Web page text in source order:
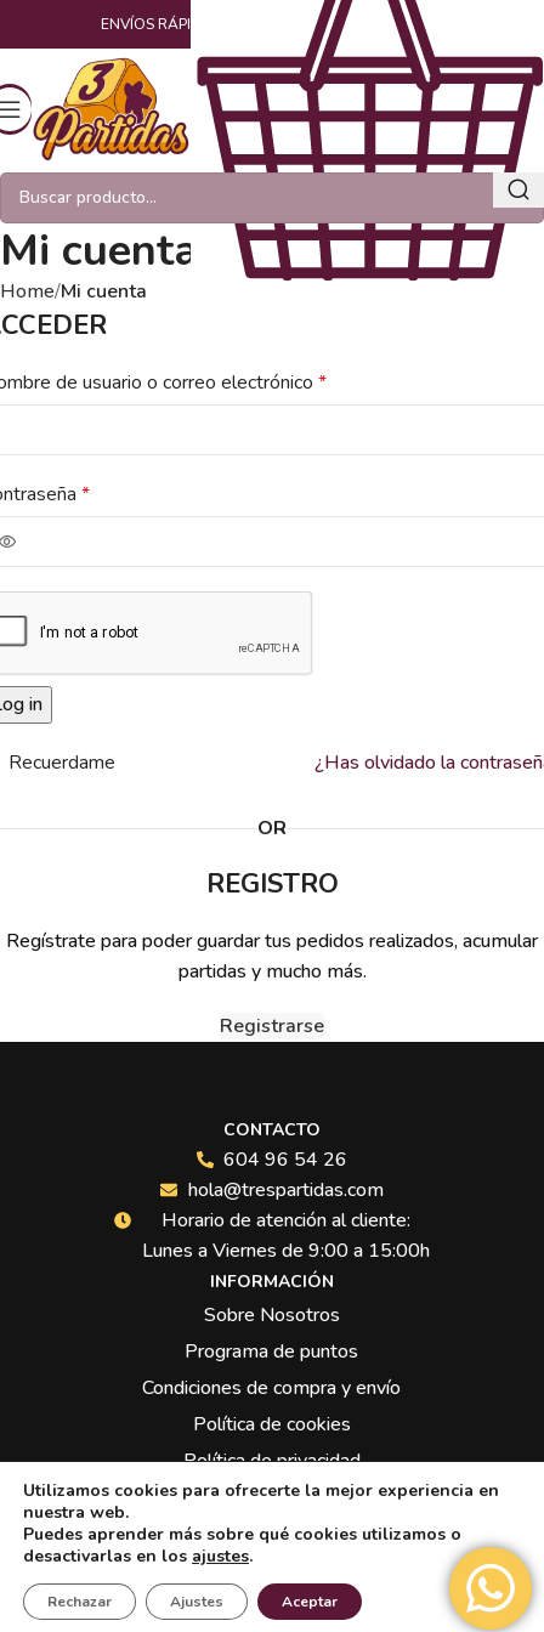
ENVÍOS RÁPIDOS Y EMPAQUETADOS CON AMOR
Mi cuenta
Home Mi cuenta
de usuario o correo electrónico *
*
in
¿Has olvidado la
Recuerdame
OR
REGISTRO
Regístrate para poder guardar tus pedidos realizados, acumular
partidas y mucho más.
Registrarse
CONTACTO
604 96 54 26
hola@trespartidas.com
Horario de atención al cliente:
Lunes a Viernes de 9:00 a 15:00h
INFORMACIÓN
Sobre Nosotros
Programa de puntos
Condiciones de compra y envío
Política de cookies
Política de privacidad
Síguenos:
Utilizamos cookies para ofrecerte la mejor experiencia en
nuestra web.
Puedes aprender más sobre qué cookies utilizamos o
desactivarlas en los ajustes.
Aceptar
Rechazar Ajustes